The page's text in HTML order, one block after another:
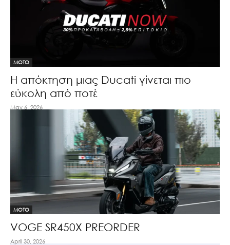
MOTO
Η απόκτηση μιας Ducati γίνεται πιο
εύκολη από ποτέ
May 6, 2026
MOTO
VOGE SR450X PREORDER
April 30, 2026